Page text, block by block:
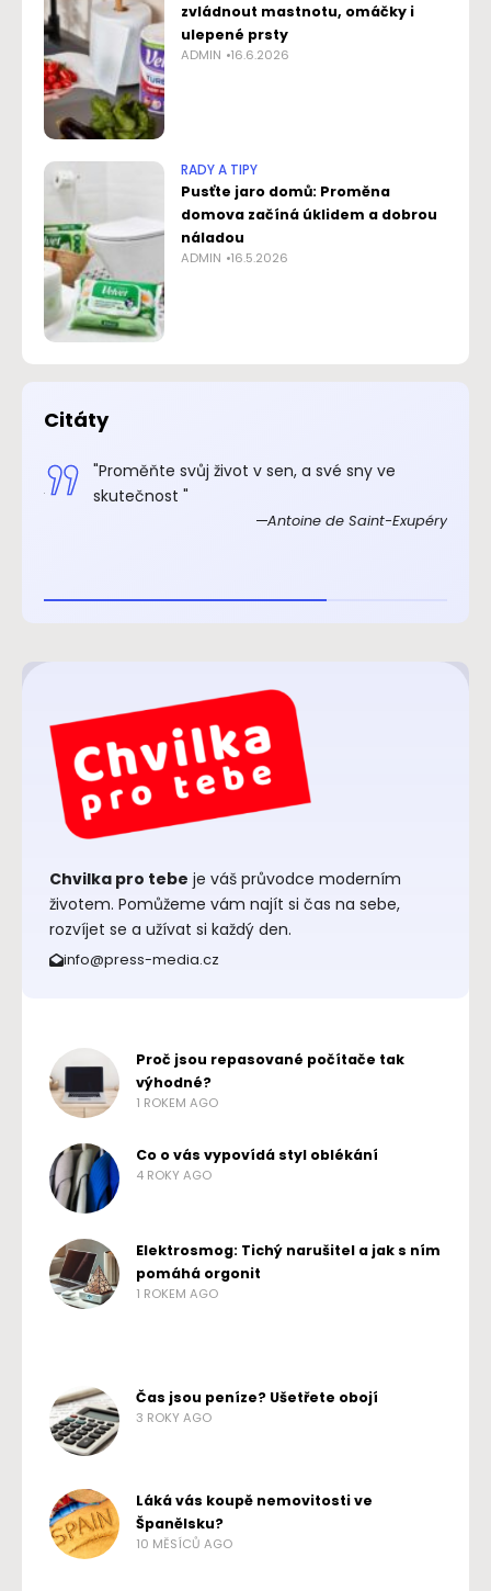
zvládnout mastnotu, omáčky i
ulepené prsty
ADMIN 16.6.2026
RADY A TIPY
Pusťte jaro domů: Proměna
domova začíná úklidem a dobrou
náladou
ADMIN 16.5.2026
Citáty
"Proměňte svůj život v sen, a své sny ve
skutečnost "
Antoine de Saint-Exupéry
Chvilka pro tebe je váš průvodce moderním
životem. Pomůžeme vám najít si čas na sebe,
rozvíjet se a užívat si každý den.
info@press-media.cz
Proč jsou repasované počítače tak
výhodné?
1 ROKEM AGO
Co o vás vypovídá styl oblékání
4 ROKY AGO
Elektrosmog: Tichý narušitel a jak s ním
pomáhá orgonit
1 ROKEM AGO
Čas jsou peníze? Ušetřete obojí
3 ROKY AGO
Láká vás koupě nemovitosti ve
Španělsku?
10 MĚSÍCŮ AGO